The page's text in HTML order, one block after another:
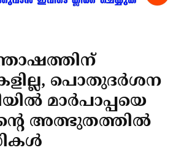
പൊതുദര്‍ശന
മാര്‍പാപ്പയെ
അത്ഭുതത്തില്‍